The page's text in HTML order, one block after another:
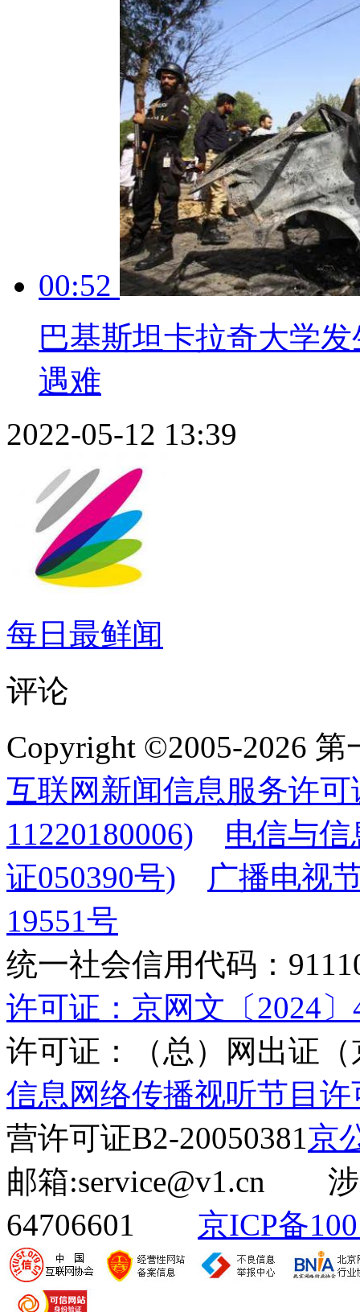
00:52
巴基斯坦卡拉奇大学
遇难
2022-05-12 13:39
每日最鲜闻
评论
Copyright ©2005-2026
互联网新闻信息服务许
11220180006)
电信与
证050390号)
广播电视
19551号
统一社会信用代码：
许可证：京网文〔2024〕
许可证：（总）网出证（
信息网络传播视听节目许
营许可证B2-20050381京
邮箱:service@v1.cn 涉
64706601 京ICP备